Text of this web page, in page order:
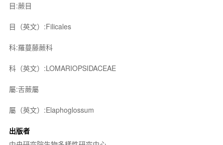
目:蕨目
目（英文）:Filicales
科:羅蔓藤蕨科
科（英文）:LOMARIOPSIDACEAE
屬:舌蕨屬
屬（英文）:Elaphoglossum
出版者